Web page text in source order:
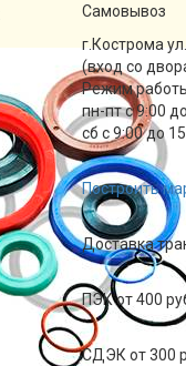
Cамовывоз
г.Кострома
(вход со
Режим
пн-пт с 9:00
сб с 9:00 до
Построить
Доставка
ПЭК от 400
СДЭК от 300